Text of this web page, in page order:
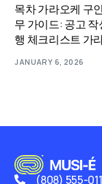
목차 가라오케 구
무 가이드: 공고
행 체크리스트 가
JANUARY 6, 2026
(808) 555-